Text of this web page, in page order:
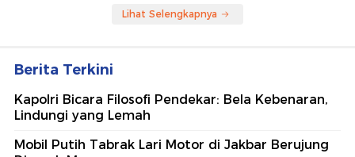
Lihat Selengkapnya
Berita Terkini
Kapolri Bicara Filosofi Pendekar: Bela Kebenaran,
Lindungi yang Lemah
Mobil Putih Tabrak Lari Motor di Jakbar Berujung